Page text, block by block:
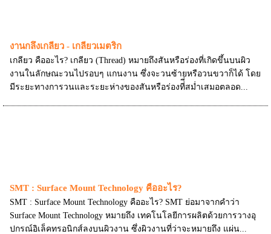
งานกลึงเกลียว - เกลียวเมตริก
เกลียว คืออะไร? เกลียว (Thread) หมายถึงสันหรือร่องที่เกิดขึ้นบนผิว
งานในลักษณะวนไปรอบๆ แกนงาน ซึ่งจะวนซ้ายหรือวนขวาก็ได้ โดย
มีระยะทางการวนและระยะห่างของสันหรือร่องที่ี่สม่ำเสมอตลอด...
SMT : Surface Mount Technology คืออะไร?
SMT : Surface Mount Technology คืออะไร? SMT ย่อมาจากคำว่า
Surface Mount Technology หมายถึง เทคโนโลยีการผลิตด้วยการวางอุ
ปกรณ์อิเล็คทรอนิกส์ลงบนผิวงาน ซึ่งผิวงานที่ว่าจะหมายถึง แผ่น...